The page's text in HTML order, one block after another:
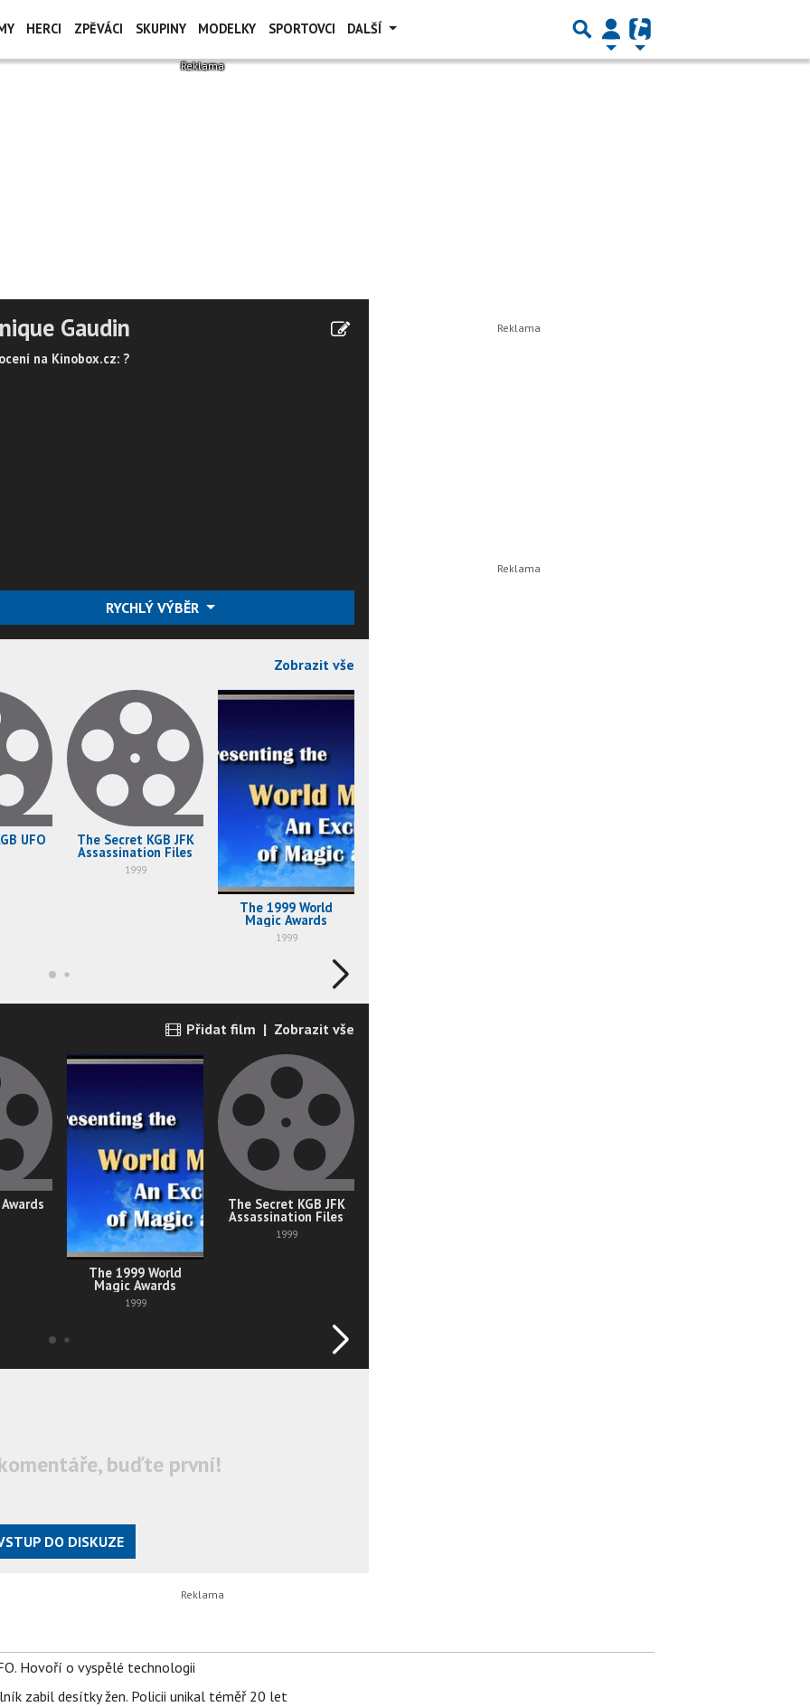
HERCI ZPĚVÁCI SKUPINY MODELKY SPORTOVCI DALŠÍ
Gaudin
na Kinobox.cz: ?
RYCHLÝ VÝBĚR
Zobrazit vše
UFO The Secret KGB JFK
Assassination Files
1999
The 1999 World
Magic Awards
1999
Přidat film | Zobrazit vše
The 1999 World
Magic Awards
1999
The Secret KGB JFK
Assassination Files
1999
buďte první!
DO DISKUZE
Hovoří o vyspělé technologii
zabil desítky žen. Policii unikal téměř 20 let